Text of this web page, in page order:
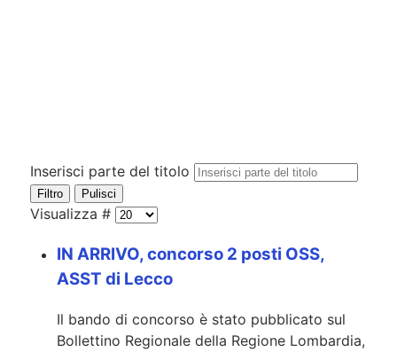
Inserisci parte del titolo
Filtro Pulisci
Visualizza #
IN ARRIVO, concorso 2 posti OSS,
ASST di Lecco
Il bando di concorso è stato pubblicato sul
Bollettino Regionale della Regione Lombardia,